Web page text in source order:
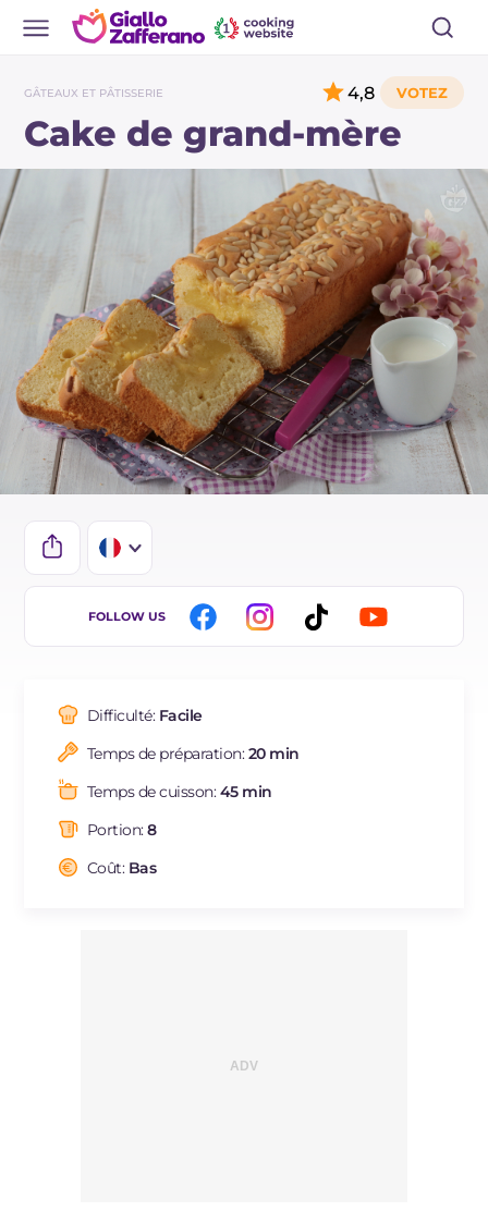
GÂTEAUX ET PÂTISSERIE
Cake de grand-mère
4,8
IT
DE
ES
NL
FOLLOW US
Difficulté: Facile
Temps de préparation:20 min
Temps de cuisson:45 min
Portion:8
Coût: Bas